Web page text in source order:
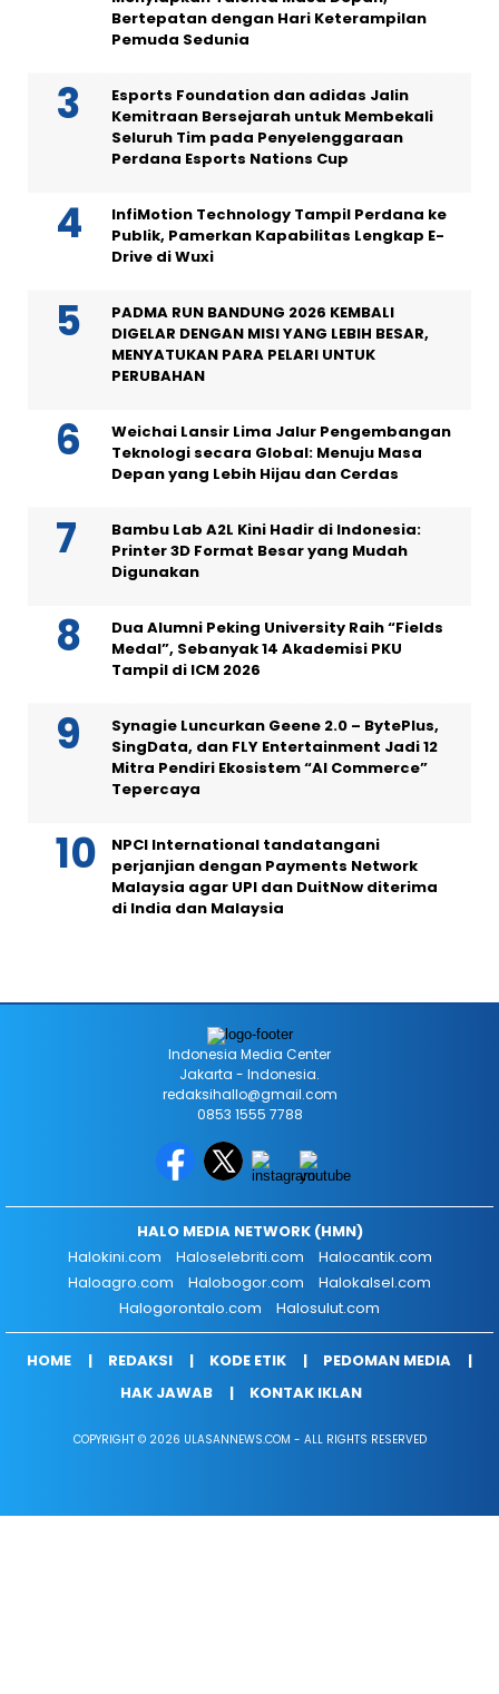
Bertepatan dengan Hari Keterampilan
Pemuda Sedunia
Esports Foundation dan adidas Jalin
Kemitraan Bersejarah untuk Membekali
Seluruh Tim pada Penyelenggaraan
Perdana Esports Nations Cup
InfiMotion Technology Tampil Perdana ke
Publik, Pamerkan Kapabilitas Lengkap E-
Drive di Wuxi
PADMA RUN BANDUNG 2026 KEMBALI
DIGELAR DENGAN MISI YANG LEBIH BESAR,
MENYATUKAN PARA PELARI UNTUK
PERUBAHAN
Weichai Lansir Lima Jalur Pengembangan
Teknologi secara Global: Menuju Masa
Depan yang Lebih Hijau dan Cerdas
Bambu Lab A2L Kini Hadir di Indonesia:
Printer 3D Format Besar yang Mudah
Digunakan
Dua Alumni Peking University Raih “Fields
Medal”, Sebanyak 14 Akademisi PKU
Tampil di ICM 2026
Synagie Luncurkan Geene 2.0 – BytePlus,
SingData, dan FLY Entertainment Jadi 12
Mitra Pendiri Ekosistem “AI Commerce”
Tepercaya
NPCI International tandatangani
perjanjian dengan Payments Network
Malaysia agar UPI dan DuitNow diterima
di India dan Malaysia
Indonesia Media Center
Jakarta - Indonesia.
redaksihallo@gmail.com
0853 1555 7788
HALO MEDIA NETWORK (HMN)
Halokini.com
Haloselebriti.com
Halocantik.com
Haloagro.com
Halobogor.com
Halokalsel.com
Halogorontalo.com
Halosulut.com
HOME REDAKSI KODE ETIK
PEDOMAN MEDIA
HAK JAWAB
KONTAK IKLAN
COPYRIGHT © 2026 ULASANNEWS.COM - ALL RIGHTS RESERVED